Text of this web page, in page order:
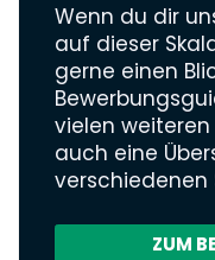
Wenn du dir
auf dieser
gerne einen
vielen weiteren
auch eine
verschiedenen
ZUM